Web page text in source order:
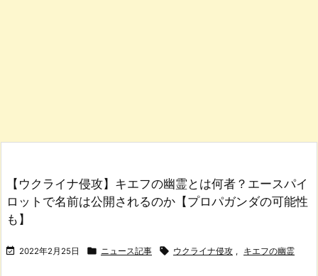
【ウクライナ侵攻】キエフの幽霊とは何者？エースパイ
ロットで名前は公開されるのか【プロパガンダの可能性
も】
 2022年2月25日  ニュース記事  ウクライナ侵攻 , キエフの幽霊